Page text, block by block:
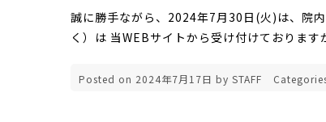
誠に勝手ながら、2024年7月30日(火)は、院
く）は 当WEBサイトから受け付けておりま
Posted on 2024年7月17日 by STAFF